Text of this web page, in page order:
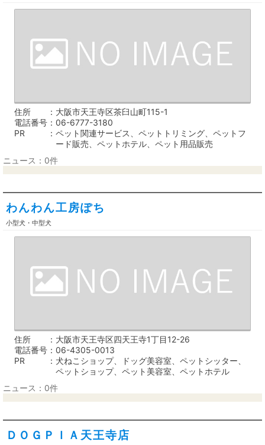
住所
大阪市天王寺区茶臼山町115-1
電話番号
06-6777-3180
PR
ペット関連サービス、ペットトリミング、ペットフ
ード販売、ペットホテル、ペット用品販売
ニュース：0件
わんわん工房ぽち
小型犬・中型犬
住所
大阪市天王寺区四天王寺1丁目12-26
電話番号
06-4305-0013
PR
犬ねこショップ、ドッグ美容室、ペットシッター、
ペットショップ、ペット美容室、ペットホテル
ニュース：0件
ＤＯＧＰＩＡ天王寺店